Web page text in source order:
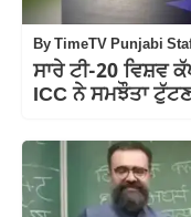
ByTimeTV Punjabi
ਸਾਰੇ ਟੀ-20 ਵਿਸ਼ਵ
ICC ਨੇ ਸਮਝੌਤਾ